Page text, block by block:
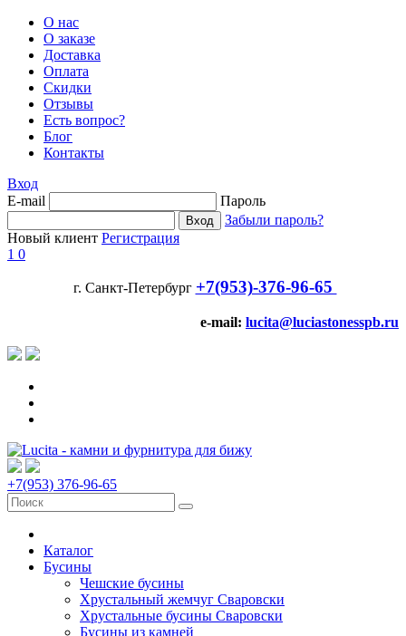
О нас
О заказе
Доставка
Оплата
Скидки
Отзывы
Есть вопрос?
Блог
Контакты
Вход
E-mail
Пароль
Забыли пароль?
Новый клиент Регистрация
1 0
г. Санкт-Петербург +7(953)-376-96-65
e-mail: lucita@luciastonesspb.ru
+7(953) 376-96-65
Каталог
Бусины
Чешские бусины
Хрустальный жемчуг Сваровски
Хрустальные бусины Сваровски
Бусины из камней